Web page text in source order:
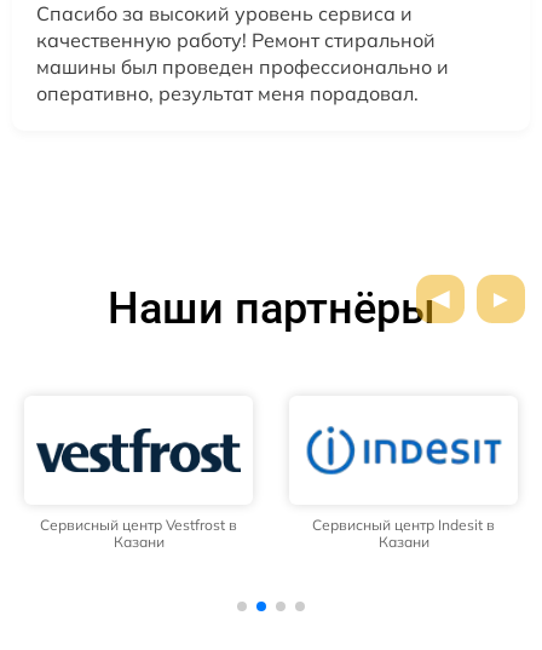
Спасибо за высокий уровень сервиса и
качественную работу! Ремонт стиральной
машины был проведен профессионально и
оперативно, результат меня порадовал.
Наши партнёры
Сервисный центр Vestfrost в
Казани
Сервисный центр Indesit в
Казани